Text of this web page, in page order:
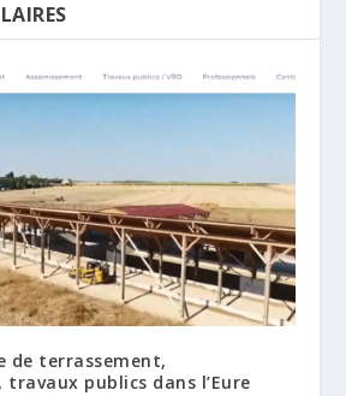
de terrassement,
publics dans l’Eure